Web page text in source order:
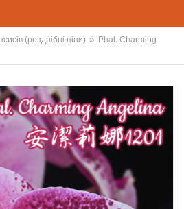
(роздрібні ціни) » Phal. Charming